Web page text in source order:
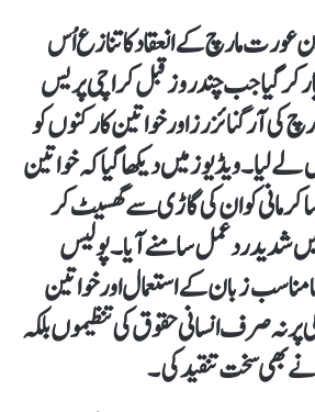
عورت مارچ کے انعقاد کا تنازع اُس
گیا جب چند روز قبل کراچی پریس
آرگنائزرز اور خواتین کارکنوں کو
ویڈیوز میں دیکھا گیا کہ خواتین
کرمانی کو ان کی گاڑی سے گھسیٹ کر
شدید ردعمل سامنے آیا۔ پولیس
زبان کے استعمال اور خواتین
نہ صرف انسانی حقوق کی تنظیموں بلکہ
بھی سخت تنقید کی۔